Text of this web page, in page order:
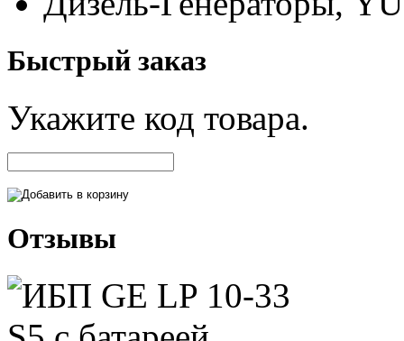
Быстрый заказ
Укажите код товара.
Отзывы